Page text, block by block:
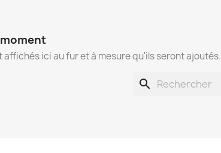
ici au fur et à mesure qu'ils seront ajoutés.
search